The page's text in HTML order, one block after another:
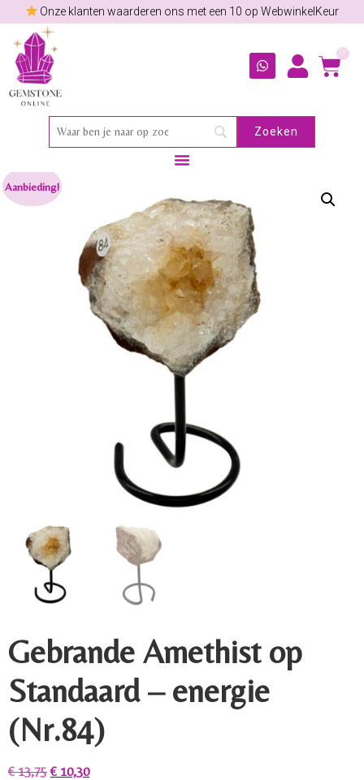
Onze klanten waarderen ons met een 10 op WebwinkelKeur
0
Aanbieding!
Gebrande Amethist op
Standaard – energie
(Nr.84)
€13,75 € 10,30